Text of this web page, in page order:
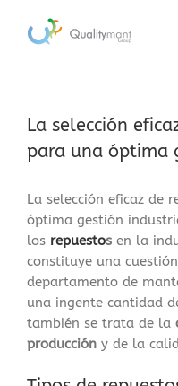
contenido
La selección
para una óptima
La selección eficaz de
óptima gestión
los repuestos en la
constituye una
departamento de
una ingente cantidad
también se trata de la
producción y de la